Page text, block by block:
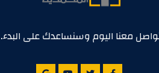
معنا اليوم وسنساعدك على البدء.